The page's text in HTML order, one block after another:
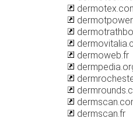
dermoweb.fr
dermscan.fr